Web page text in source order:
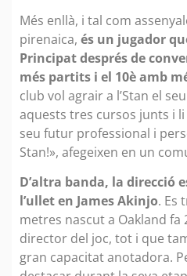
Més enllà, i tal com
pirenaica, és un jugador
Principat després de
més partits i el 10è amb
club vol agrair a l’Stan el
aquests tres cursos junts i
seu futur professional i
Stan!», afegeixen en un
D’altra banda, la direcció
l’ullet en James Akinjo. Es
metres nascut a Oakland fa
director del joc, tot i que
gran capacitat anotadora.